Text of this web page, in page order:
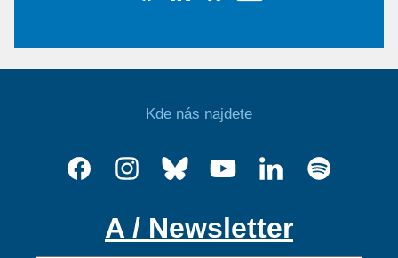
Kde nás najdete
A / Newsletter